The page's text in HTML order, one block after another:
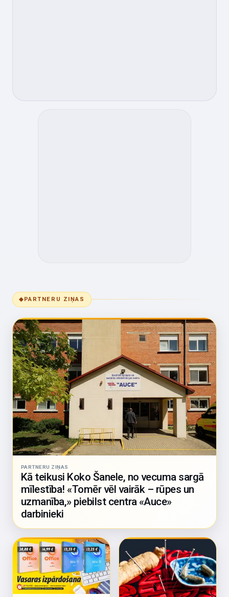
◆PARTNERU ZIŅAS
PARTNERU ZIŅAS
Kā teikusi Koko Šanele, no vecuma sargā
mīlestība! «Tomēr vēl vairāk – rūpes un
uzmanība,» piebilst centra «Auce»
darbinieki